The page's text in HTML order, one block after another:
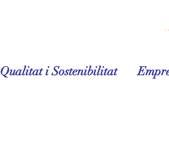
Qualitat i Sostenibilitat
Inicia la